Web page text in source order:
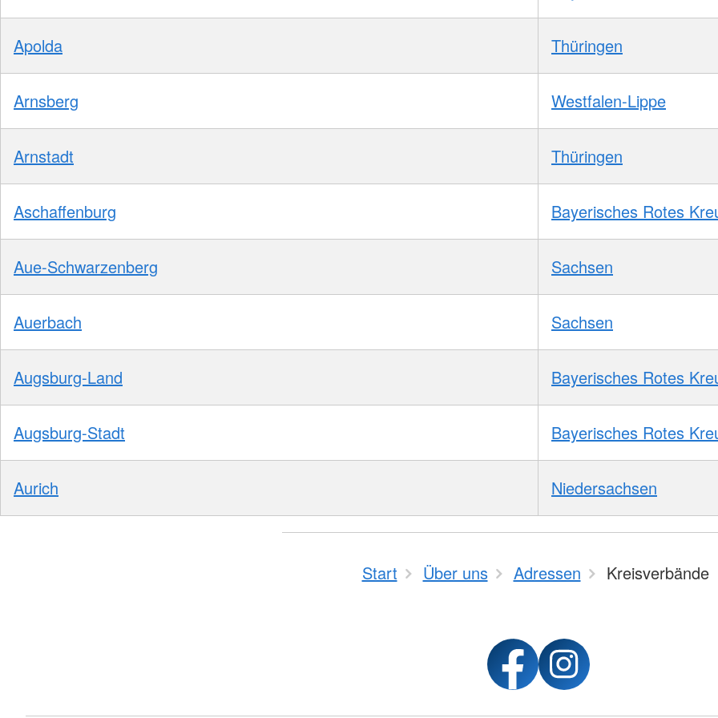
Apolda Thüringen
Arnsberg Westfalen-Lippe
Arnstadt Thüringen
Aschaffenburg Bayerisches Rotes
Aue-Schwarzenberg Sachsen
Auerbach Sachsen
Augsburg-Land Bayerisches Rotes
Augsburg-Stadt Bayerisches Rotes
Aurich Niedersachsen
Start Über uns Adressen Kreisverbände